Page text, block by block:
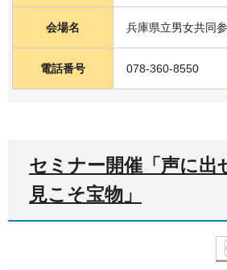
会場名 兵庫県立男女共同
電話番号 078-360-8550
セミナー開催「声に出
見こそ宝物」